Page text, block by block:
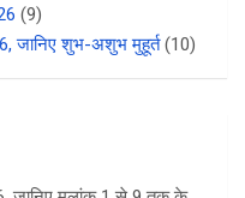
(9)
जानिए शुभ-अशुभ मुहूर्त (10)